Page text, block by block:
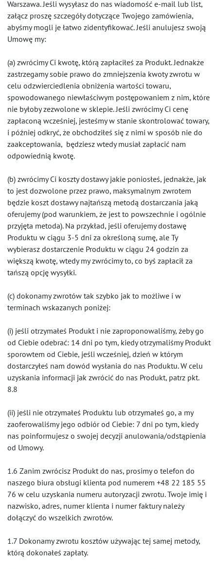
Warszawa. Jeśli wysyłasz do nas wiadomość e-mail lub list,
załącz proszę szczegóły dotyczące Twojego zamówienia,
abyśmy mogli je łatwo zidentyfikować. Jeśli anulujesz swoją
Umowę my:
(a) zwrócimy Ci kwotę, którą zapłaciłeś za Produkt. Jednakże
zastrzegamy sobie prawo do zmniejszenia kwoty zwrotu w
celu odzwierciedlenia obniżenia wartości towaru,
spowodowanego niewłaściwym postępowaniem z nim, które
nie byłoby zezwolone w sklepie. Jeśli zwrócimy Ci cenę
zapłaconą wcześniej, jesteśmy w stanie skontrolować towary,
i później odkryć, że obchodziłeś się z nimi w sposób nie do
zaakceptowania, będziesz wtedy musiał zapłacić nam
odpowiednią kwotę.
(b) zwrócimy Ci koszty dostawy jakie poniosłeś, jednakże, jak
to jest dozwolone przez prawo, maksymalnym zwrotem
będzie koszt dostawy najtańszą metodą dostarczania jaką
oferujemy (pod warunkiem, że jest to powszechnie i ogólnie
przyjęta metoda). Na przykład, jeśli oferujemy dostawę
Produktu w ciągu 3-5 dni za określoną sumę, ale Ty
wybierasz dostarczenie Produktu w ciągu 24 godzin za
większą kwotę, wtedy my zwrócimy to, co byś zapłacił za
tańszą opcję wysyłki.
(c) dokonamy zwrotów tak szybko jak to możliwe i w
terminach wskazanych poniżej:
(i) jeśli otrzymałeś Produkt i nie zaproponowaliśmy, żeby go
od Ciebie odebrać: 14 dni po tym, kiedy otrzymaliśmy Produkt
sporowtem od Ciebie, jeśli wcześniej, dzień w którym
dostarczyłeś nam dowód wysłania do nas Produktu. W celu
uzyskania informacji jak zwrócić do nas Produkt, patrz pkt.
8.8
(ii) jeśli nie otrzymałeś Produktu lub otrzymałeś go, a my
zaoferowaliśmy jego odbiór od Ciebie: 7 dni po tym, kiedy
nas poinformujesz o swojej decyzji anulowania/odstąpienia
od Umowy.
1.6 Zanim zwrócisz Produkt do nas, prosimy o telefon do
naszego biura obsługi klienta pod numerem +48 22 185 55
76 w celu uzyskania numeru autoryzacji zwrotu. Twoje imię i
nazwisko, adres, numer klienta i numer faktury należy
dołączyć do wszelkich zwrotów.
1.7 Dokonamy zwrotu kosztów używając tej samej metody,
którą dokonałeś zapłaty.